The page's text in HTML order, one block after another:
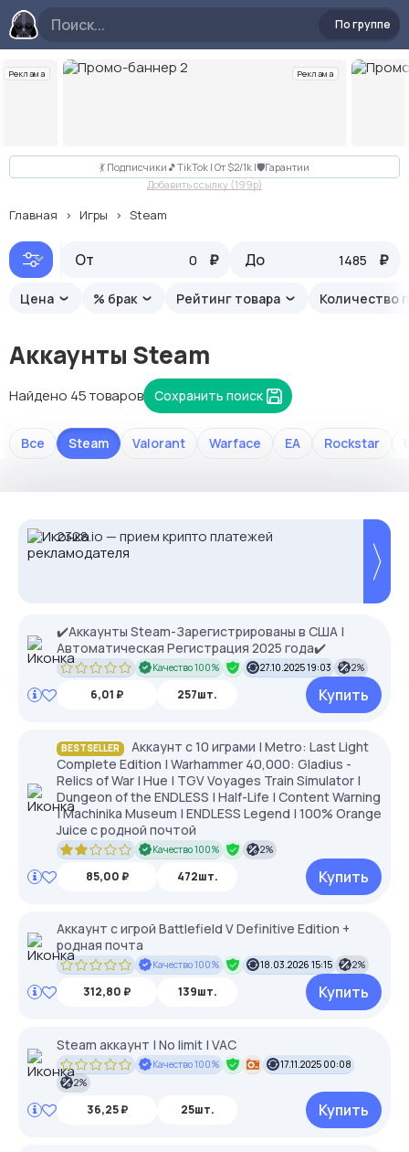
По группе
Реклама Реклама
Слайд 2 из 10
💃 Подписчики🎵TikTok | От $2/1k |🛡Гарантии
Добавить ссылку (199p)
Главная Игры Steam
Рекомендуемые
От ₽ До ₽
Цена % брак Рейтинг товара Количество
Аккаунты Steam
Найдено 45 товаров Сохранить поиск
Все Steam Valorant Warface EA Rockstar
2328.io — прием крипто платежей
Proxys.io - лучшие прокси 💚 Подберём под
ваши задачи 🚀 Промокод Store - 20% на всё!
NodeMaven: высокий IP Score и чистые IP без
банов. Скидка 35% по STEALTH35
✔️Аккаунты Steam-Зарегистрированы в США |
Автоматическая Регистрация 2025 года✔️
Качество 100% 27.10.2025 19:03 2%
6,01 ₽ 257шт. Купить
BESTSELLER
Аккаунт с 10 играми | Metro: Last Light
Complete Edition | Warhammer 40,000: Gladius -
Relics of War | Hue | TGV Voyages Train Simulator |
Dungeon of the ENDLESS | Half-Life | Content Warning
| Machinika Museum | ENDLESS Legend | 100% Orange
Juice c родной почтой
Качество 100% 2%
85,00 ₽ 472шт. Купить
Аккаунт с игрой Battlefield V Definitive Edition +
родная почта
Качество 100% 18.03.2026 15:15 2%
312,80 ₽ 139шт. Купить
Steam аккаунт | No limit | VAC
Качество 100%
17.11.2025 00:08
2%
36,25 ₽ 25шт. Купить